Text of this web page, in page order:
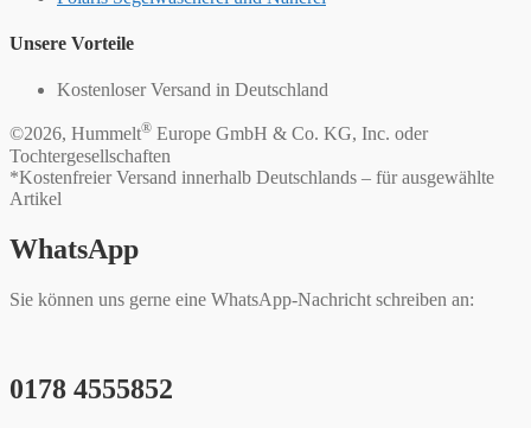
Unsere Vorteile
Kostenloser Versand in Deutschland
©2026, Hummelt® Europe GmbH & Co. KG, Inc. oder
Tochtergesellschaften
*Kostenfreier Versand innerhalb Deutschlands – für ausgewählte
Artikel
WhatsApp
Sie können uns gerne eine WhatsApp-Nachricht schreiben an:
0178 4555852